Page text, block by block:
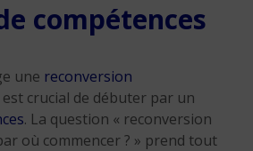
compétences
une reconversion
est crucial de débuter par un
. La question « reconversion
où commencer ? » prend tout